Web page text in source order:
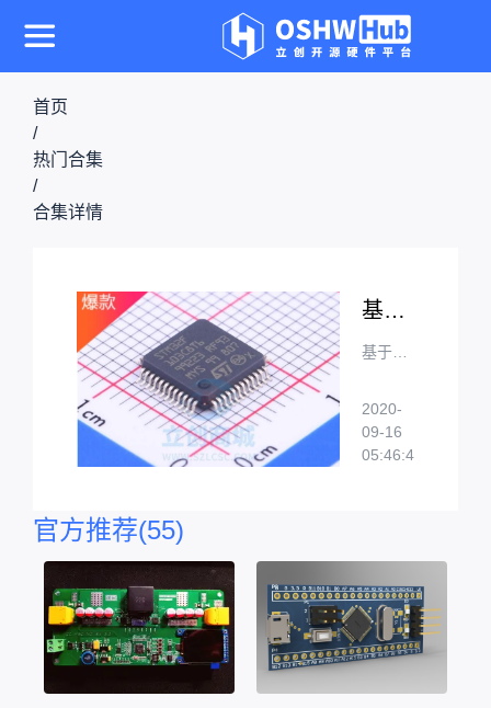
首页
/
热门合集
/
合集详情
基于STM32F103C8T6的设计合集
基于ST
的设计
合集，
如果你
的开源
工程，
可在右
边侧边
栏联系
台技术
2020-
09-16
05:46:48
官方推荐(55)